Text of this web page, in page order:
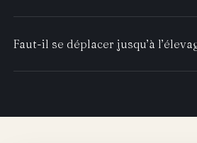
Faut-il se déplacer jusqu’à